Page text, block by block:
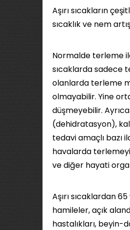
Aşırı sıcakların
sıcaklık ve nem
Normalde terleme ile
sıcaklarda sadece
olanlarda terleme
olmayabilir. Yine
düşmeyebilir. Ayrıca
(dehidratasyon),
tedavi amaçlı bazı
havalarda
ve diğer hayati
Aşırı sıcaklardan
hamileler, açık
hastalıkları, beyin-